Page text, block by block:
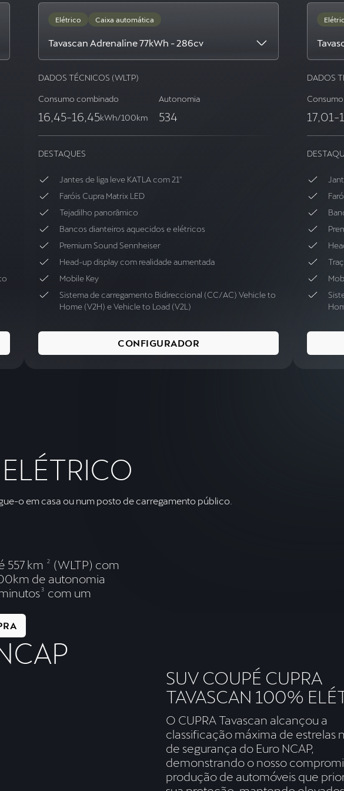
Elétrico Caixa automática
Tavascan Adrenaline 77kWh - 286cv
DADOS TÉCNICOS (WLTP)
Consumo combinado
16,45-16,45kWh/100km
Autonomia
534
DESTAQUES
Jantes de liga leve KATLA com 21''
Faróis Cupra Matrix LED
Tejadilho panorâmico
Bancos dianteiros aquecidos e elétricos
Premium Sound Sennheiser
Head-up display com realidade aumentada
Mobile Key
Sistema de carregamento Bidireccional (CC/AC) Vehicle to
Home (V2H) e Vehicle to Load (V2L)
CONFIGURADOR
DADOS
17,01-
o em casa ou num posto de carregamento público.
557 km 2 (WLTP) com
de autonomia
3 com um
SUV COUPÉ CUPRA
TAVASCAN 100%
O CUPRA Tavascan alcançou a
classificação máxima de estrelas
de segurança do Euro NCAP,
demonstrando o nosso
produção de automóveis que